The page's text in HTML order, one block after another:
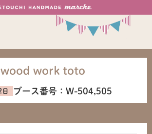
wood work toto
ブース番号： W-504,505